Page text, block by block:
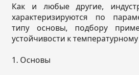
Как и любые другие,
характеризируются по
типу основы, подбору
устойчивости к
1. Основы